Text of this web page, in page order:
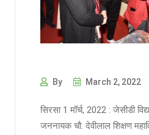
By March 2, 2022
सिरसा 1 मॉर्च, 2022 : जेसीडी
जननायक चौ. देवीलाल शिक्षण